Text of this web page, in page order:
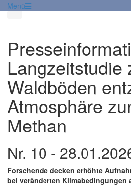
Menü
Langzeitstudie
Waldböden
Atmosphäre
Methan
Nr. 10 -
Forschende decken erhöhte
bei veränderten Klimabedingungen